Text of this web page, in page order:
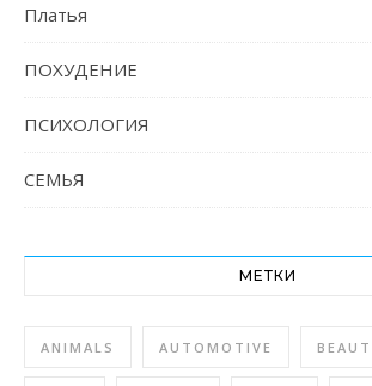
Платья
ПОХУДЕНИЕ
ПСИХОЛОГИЯ
СЕМЬЯ
МЕТКИ
ANIMALS AUTOMOTIVE